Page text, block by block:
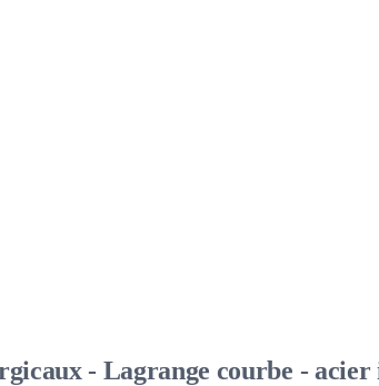
- Lagrange courbe -